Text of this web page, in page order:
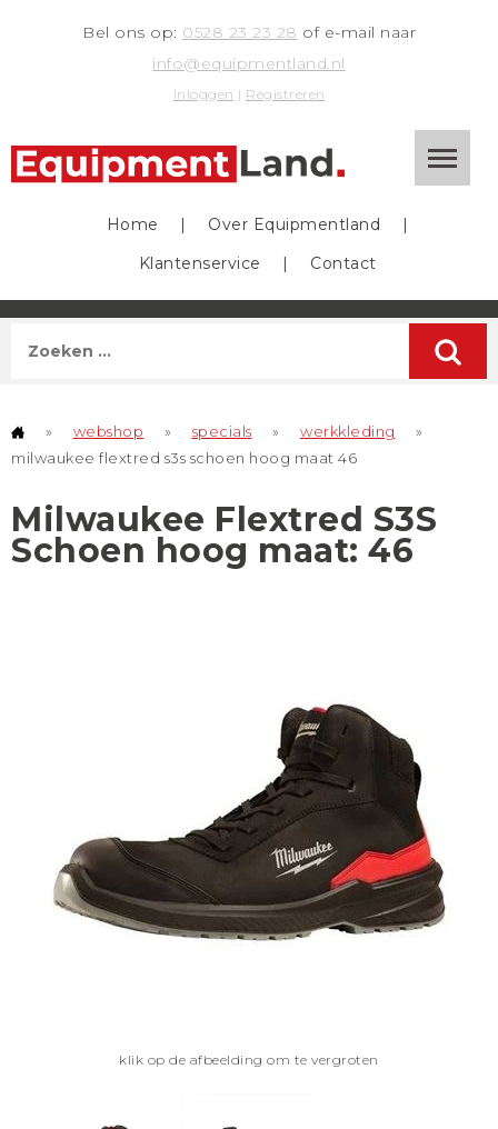
Bel ons op: 0528 23 23 28 of e-mail naar
info@equipmentland.nl
Inloggen | Registreren
Home | Over Equipmentland
|
Klantenservice
| Contact
» webshop » specials » werkkleding
»
milwaukee flextred s3s schoen hoog maat 46
Milwaukee Flextred S3S
Schoen hoog maat: 46
klik op de afbeelding om te vergroten